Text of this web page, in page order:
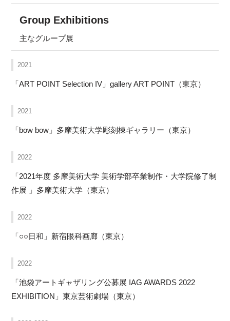
Group Exhibitions
主なグループ展
2021
「ART POINT Selection IV」gallery ART POINT（東京）
2021
「bow bow」多摩美術大学彫刻棟ギャラリー（東京）
2022
「2021年度 多摩美術大学 美術学部卒業制作・大学院修了制
作展 」多摩美術大学（東京）
2022
「○○日和」新宿眼科画廊（東京）
2022
「池袋アートギャザリング公募展 IAG AWARDS 2022
EXHIBITION」東京芸術劇場（東京）